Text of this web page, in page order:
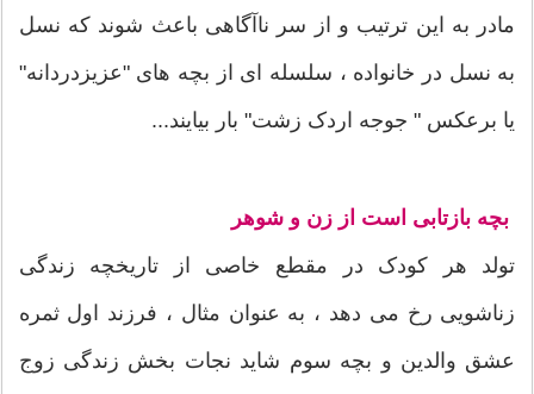
مادر به این ترتیب و از سر ناآگاهی باعث شوند که نسل
به نسل در خانواده ، سلسله ای از بچه های "عزیزدردانه"
یا برعکس " جوجه اردک زشت" بار بیایند...
بچه بازتابی است از زن و شوهر
تولد هر کودک در مقطع خاصی از تاریخچه زندگی
زناشویی رخ می دهد ، به عنوان مثال ، فرزند اول ثمره
عشق والدین و بچه سوم شاید نجات بخش زندگی زوج